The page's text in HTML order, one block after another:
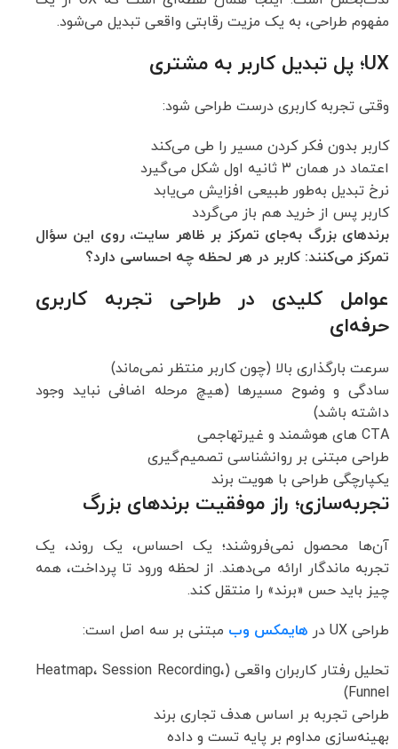
مفهوم طراحی، به یک مزیت رقابتی واقعی تبدیل می‌شود.
UX؛ پل تبدیل کاربر به مشتری
وقتی تجربه کاربری درست طراحی شود:
کاربر بدون فکر کردن مسیر را طی می‌کند
اعتماد در همان ۳ ثانیه اول شکل می‌گیرد
نرخ تبدیل به‌طور طبیعی افزایش می‌یابد
کاربر پس از خرید هم باز می‌گردد
برندهای بزرگ به‌جای تمرکز بر ظاهر سایت، روی این سؤال
تمرکز می‌کنند: کاربر در هر لحظه چه احساسی دارد؟
عوامل کلیدی در طراحی تجربه کاربری
حرفه‌ای
سرعت بارگذاری بالا (چون کاربر منتظر نمی‌ماند)
سادگی و وضوح مسیرها (هیچ مرحله اضافی نباید وجود
داشته باشد)
CTA های هوشمند و غیرتهاجمی
طراحی مبتنی بر روانشناسی تصمیم‌گیری
یکپارچگی طراحی با هویت برند
تجربه‌سازی؛ راز موفقیت برندهای بزرگ
آن‌ها محصول نمی‌فروشند؛ یک احساس، یک روند، یک
تجربه ماندگار ارائه می‌دهند. از لحظه ورود تا پرداخت، همه
چیز باید حس «برند» را منتقل کند.
طراحی UX در هایمکس وب مبتنی بر سه اصل است:
تحلیل رفتار کاربران واقعی (Heatmap، Session Recording،
Funnel)
طراحی تجربه بر اساس هدف تجاری برند
بهینه‌سازی مداوم بر پایه تست و داده